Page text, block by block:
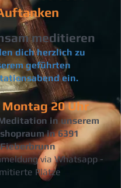
meditieren
dich herzlich zu
geführten
ein.
ag 20 Uhr
in unserem
in 6391
Fieberbrunn
via Whatsapp -
Plätze